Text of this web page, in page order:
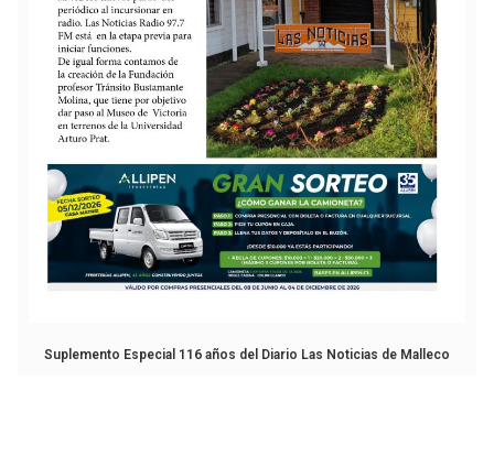
Suplemento Especial 116 años del Diario Las Noticias de Malleco